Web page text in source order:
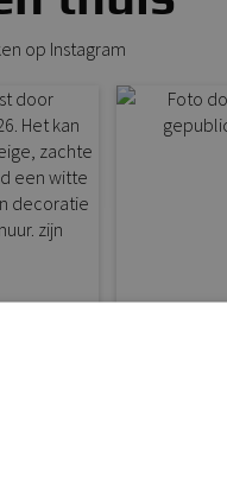
op Instagram